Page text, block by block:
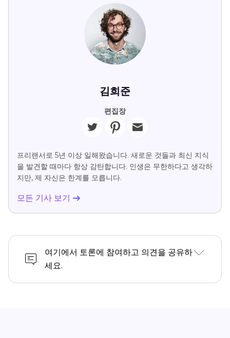
김희준
편집장
프리랜서로 5년 이상 일해왔습니다. 새로운 것들과 최신 지식
을 발견할 때마다 항상 감탄합니다. 인생은 무한하다고 생각하
지만, 제 자신은 한계를 모릅니다.
모든 기사 보기
여기에서 토론에 참여하고 의견을 공유하
세요.